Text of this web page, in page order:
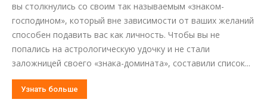
вы столкнулись со своим так называемым «знаком-
господином», который вне зависимости от ваших желаний
способен подавить вас как личность. Чтобы вы не
попались на астрологическую удочку и не стали
заложницей своего «знака-домината», составили список...
Узнать больше